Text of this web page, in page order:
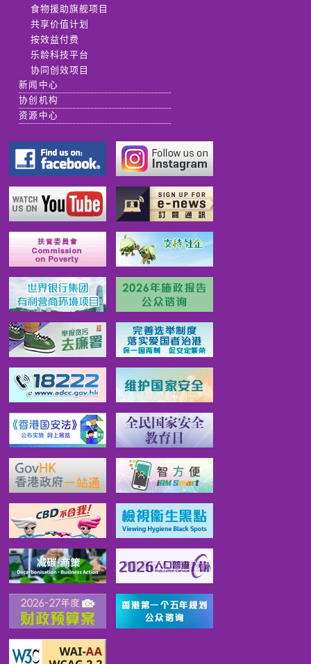
食物援助旗舰项目
共享价值计划
按效益付费
乐龄科技平台
协同创效项目
新闻中心
协创机构
资源中心